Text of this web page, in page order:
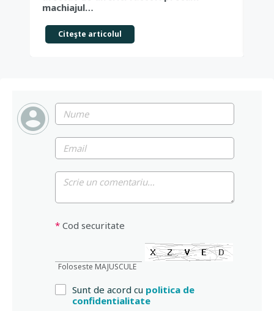
machiajul…
Citeşte articolul
* Cod securitate
Foloseste MAJUSCULE
Sunt de acord cu politica de
confidentialitate